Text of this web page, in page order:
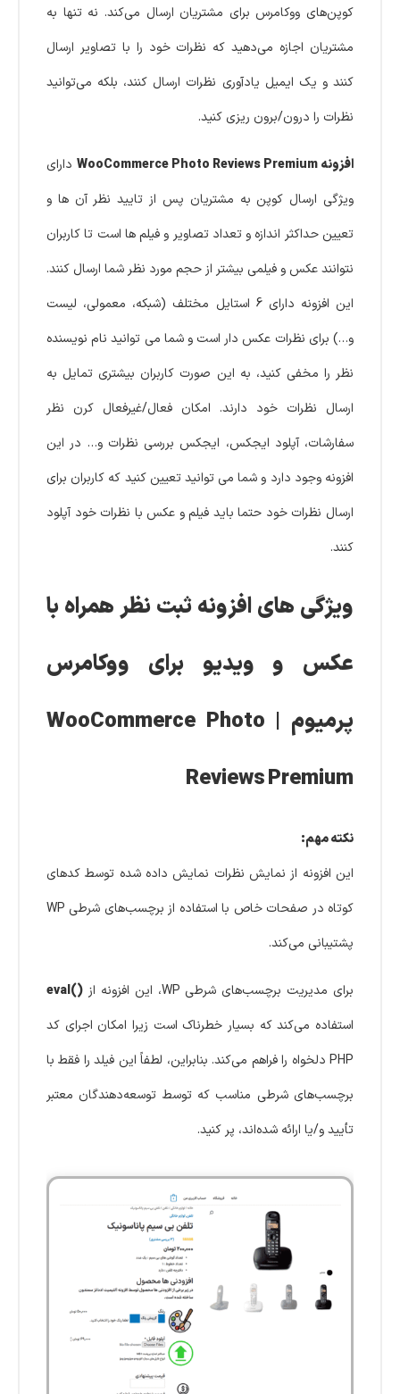
کوپن‌های ووکامرس برای مشتریان ارسال می‌کند. نه تنها به
مشتریان اجازه می‌دهید که نظرات خود را با تصاویر ارسال
کنند و یک ایمیل یادآوری نظرات ارسال کنند، بلکه می‌توانید
نظرات را درون/برون ریزی کنید.
افزونه WooCommerce Photo Reviews Premium
دارای
ویژگی ارسال کوپن به مشتریان پس از تایید نظر آن ها و
تعیین حداکثر اندازه و تعداد تصاویر و فیلم ها است تا کاربران
نتوانند عکس و فیلمی بیشتر از حجم مورد نظر شما ارسال کنند.
این افزونه دارای 6 استایل مختلف (شبکه، معمولی، لیست
و…) برای نظرات عکس دار است و شما می توانید نام نویسنده
نظر را مخفی کنید، به این صورت کاربران بیشتری تمایل به
ارسال نظرات خود دارند. امکان فعال/غیرفعال کرن نظر
سفارشات، آپلود ایجکس، ایجکس بررسی نظرات و… در این
افزونه وجود دارد و شما می توانید تعیین کنید که کاربران برای
ارسال نظرات خود حتما باید فیلم و عکس با نظرات خود آپلود
کنند.
ویژگی های افزونه ثبت نظر همراه با
عکس و ویدیو برای ووکامرس
پرمیوم | WooCommerce Photo
Reviews Premium
نکته مهم:
این افزونه از نمایش نظرات نمایش داده شده توسط کدهای
کوتاه در صفحات خاص با استفاده از برچسب‌های شرطی WP
پشتیبانی می‌کند.
برای مدیریت برچسب‌های شرطی WP، این افزونه از ()
eval
استفاده می‌کند که بسیار خطرناک است زیرا امکان اجرای کد
PHP دلخواه را فراهم می‌کند. بنابراین، لطفاً این فیلد را فقط با
برچسب‌های شرطی مناسب که توسط توسعه‌دهندگان معتبر
تأیید و/یا ارائه شده‌اند، پر کنید.